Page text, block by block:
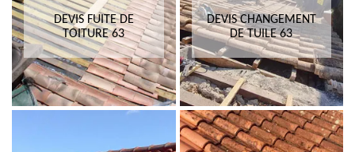
DEVIS FUITE DE
TOITURE 63
DEVIS CHANGEMENT
DE TUILE 63